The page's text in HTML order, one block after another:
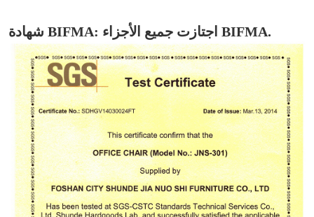
شهادة BIFMA: اجتازت جميع الأجزاء BIFMA.